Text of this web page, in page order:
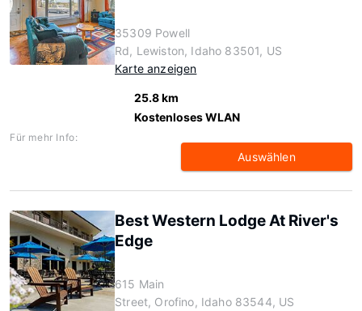
35309 Powell
Rd, Lewiston, Idaho 83501, US
Karte anzeigen
25.8 km
Kostenloses WLAN
Für mehr Info:
Auswählen
Best Western Lodge At River's
Edge
615 Main
Street, Orofino, Idaho 83544, US